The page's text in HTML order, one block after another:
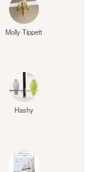
Molly Tippett
Hashy